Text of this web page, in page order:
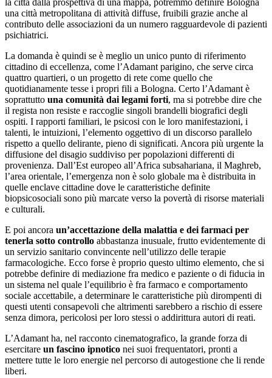
una città metropolitana di attività diffuse, fruibili grazie anche al
contributo delle associazioni da un numero ragguardevole di pazienti
psichiatrici.
La domanda è quindi se è meglio un unico punto di riferimento
cittadino di eccellenza, come l’Adamant parigino, che serve circa
quattro quartieri, o un progetto di rete come quello che
quotidianamente tesse i propri fili a Bologna. Certo l’Adamant è
soprattutto una comunità dai legami forti, ma si potrebbe dire che
il regista non resiste e raccoglie singoli brandelli biografici degli
ospiti. I rapporti familiari, le psicosi con le loro manifestazioni, i
talenti, le intuizioni, l’elemento oggettivo di un discorso parallelo
rispetto a quello delirante, pieno di significati. Ancora più urgente la
diffusione del disagio suddiviso per popolazioni differenti di
provenienza. Dall’Est europeo all’Africa subsahariana, il Maghreb,
l’area orientale, l’emergenza non è solo globale ma è distribuita in
quelle enclave cittadine dove le caratteristiche definite
biopsicosociali sono più marcate verso la povertà di risorse materiali
e culturali.
E poi ancora un’accettazione della malattia e dei farmaci per
tenerla sotto controllo abbastanza inusuale, frutto evidentemente di
un servizio sanitario convincente nell’utilizzo delle terapie
farmacologiche. Ecco forse è proprio questo ultimo elemento, che si
potrebbe definire di mediazione fra medico e paziente o di fiducia in
un sistema nel quale l’equilibrio è fra farmaco e comportamento
sociale accettabile, a determinare le caratteristiche più dirompenti di
questi utenti consapevoli che altrimenti sarebbero a rischio di essere
senza dimora, pericolosi per loro stessi o addirittura autori di reati.
L’Adamant ha, nel racconto cinematografico, la grande forza di
esercitare un fascino ipnotico nei suoi frequentatori, pronti a
mettere tutte le loro energie nel percorso di autogestione che li rende
liberi.